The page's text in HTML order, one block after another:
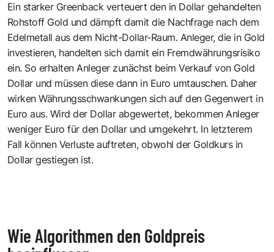
Ein starker Greenback verteuert den in Dollar gehandelten
Rohstoff Gold und dämpft damit die Nachfrage nach dem
Edelmetall aus dem Nicht-Dollar-Raum. Anleger, die in Gold
investieren, handelten sich damit ein Fremdwährungsrisiko
ein. So erhalten Anleger zunächst beim Verkauf von Gold
Dollar und müssen diese dann in Euro umtauschen. Daher
wirken Währungsschwankungen sich auf den Gegenwert in
Euro aus. Wird der Dollar abgewertet, bekommen Anleger
weniger Euro für den Dollar und umgekehrt. In letzterem
Fall können Verluste auftreten, obwohl der Goldkurs in
Dollar gestiegen ist.
Wie Algorithmen den Goldpreis